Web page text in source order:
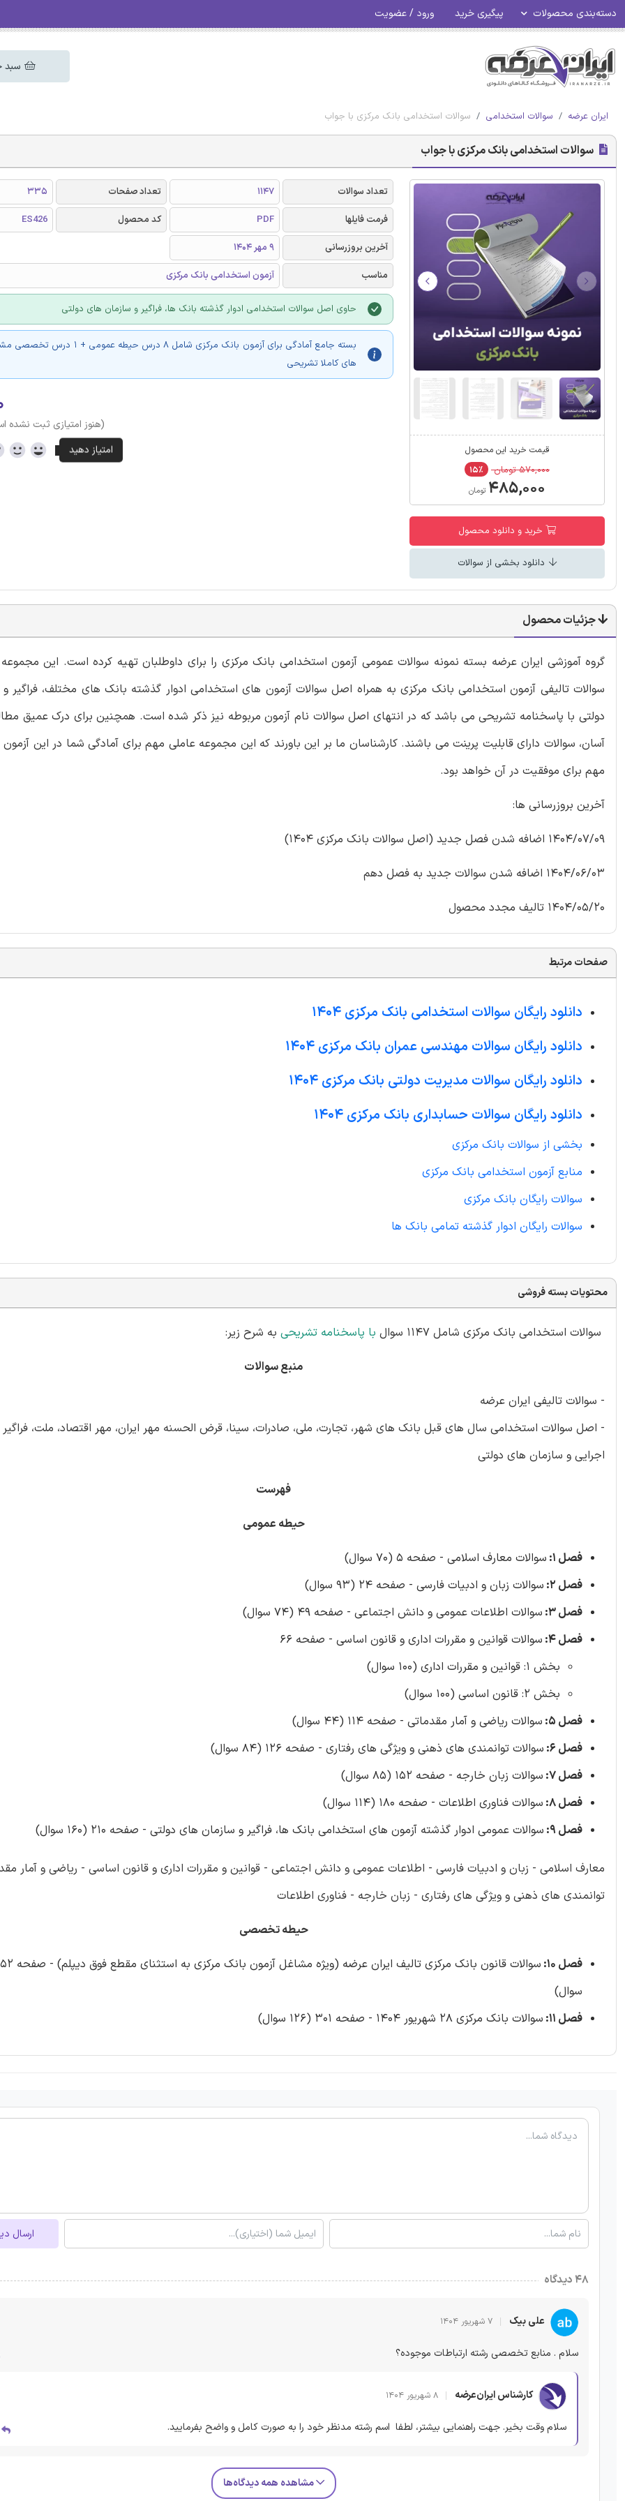
دسته‌بندی محصولات پیگیری خرید ورود / عضویت
سبد
ایران عرضه سوالات استخدامی سوالات استخدامی بانک مرکزی با جواب
سوالات استخدامی بانک مرکزی با جواب
قیمت خرید این محصول
۵۷۰,۰۰۰ تومان ۱۵٪
۴۸۵,۰۰۰ تومان
خرید و دانلود محصول
دانلود بخشی از سوالات
تعداد سوالات 1147 تعداد صفحات
335
فرمت فایلها
PDF کد محصول
ES426
آخرین بروزرسانی
9 مهر 1404
مناسب
آزمون استخدامی بانک مرکزی
حاوی اصل سوالات استخدامی ادوار گذشته بانک ها، فراگیر و سازمان های دولتی
بسته جامع آمادگی برای آزمون بانک مرکزی شامل 8 درس
های کاملا تشریحی
(هنوز امتیازی ثبت نشده
جزئیات محصول
گروه آموزشی ایران عرضه بسته‌ نمونه سوالات عمومی آزمون استخدامی بانک مرکزی را برای داوطلبان تهیه کرده است. این
سوالات تالیفی آزمون استخدامی بانک مرکزی به همراه اصل سوالات آزمون های استخدامی ادوار گذشته بانک های مختلف، فراگیر
دولتی با پاسخنامه تشریحی می باشد که در انتهای اصل سوالات نام آزمون مربوطه نیز ذکر شده است. همچنین برای درک عمیق
آسان، سوالات دارای قابلیت پرینت می باشند. کارشناسان ما بر این باورند که این مجموعه عاملی مهم برای آمادگی شما در این
مهم برای موفقیت در آن خواهد بود.
آخرین بروزرسانی ها:
1404/07/09 اضافه شدن فصل جدید (اصل سوالات بانک مرکزی 1404)
1404/06/03 اضافه شدن سوالات جدید به فصل دهم
1404/05/20 تالیف مجدد محصول
صفحات مرتبط
دانلود رایگان سوالات استخدامی بانک مرکزی 1404
دانلود رایگان سوالات مهندسی عمران بانک مرکزی 1404
دانلود رایگان سوالات مدیریت دولتی بانک مرکزی 1404
دانلود رایگان سوالات حسابداری بانک مرکزی 1404
بخشی از سوالات بانک مرکزی
منابع آزمون استخدامی بانک مرکزی
سوالات رایگان بانک مرکزی
سوالات رایگان ادوار گذشته تمامی بانک ها
محتویات بسته فروشی
سوالات استخدامی بانک مرکزی شامل 1147 سوال با پاسخنامه تشریحی به شرح زیر:
منبع سوالات
- سوالات تالیفی ایران عرضه
- اصل سوالات استخدامی سال های قبل بانک های شهر، تجارت، ملی، صادرات، سینا، قرض الحسنه مهر ایران، مهر اقتصاد، ملت،
اجرایی و سازمان های دولتی
فهرست
حیطه عمومی
فصل 1:
سوالات معارف اسلامی - صفحه 5 (70 سوال)
فصل 2:
سوالات زبان و ادبیات فارسی - صفحه 24 (93 سوال)
فصل 3:
سوالات اطلاعات عمومی و دانش اجتماعی - صفحه 49 (74 سوال)
فصل 4:
سوالات قوانین و مقررات اداری و قانون اساسی - صفحه 66
بخش 1: قوانین و مقررات اداری (100 سوال)
بخش 2: قانون اساسی (100 سوال)
فصل 5:
سوالات ریاضی و آمار مقدماتی - صفحه 114 (44 سوال)
فصل 6:
سوالات توانمندی های ذهنی و ویژگی های رفتاری - صفحه 126 (84 سوال)
فصل 7:
سوالات زبان خارجه - صفحه 152 (85 سوال)
فصل 8:
سوالات فناوری اطلاعات - صفحه 180 (114 سوال)
فصل 9:
سوالات عمومی ادوار گذشته آزمون های استخدامی بانک ها، فراگیر و سازمان های دولتی - صفحه 210 (160 سوال)
معارف اسلامی - زبان و ادبیات فارسی - اطلاعات عمومی و دانش اجتماعی - قوانین و مقررات اداری و قانون اساسی - ریاضی و آمار
توانمندی های ذهنی و ویژگی های رفتاری - زبان خارجه - فناوری اطلاعات
حیطه تخصصی
فصل 10:
سوال)
فصل 11:
سوالات بانک مرکزی 28 شهریور 1404 - صفحه 301 (126 سوال)
ارسال
۴۸ دیدگاه
علی بیک ۷ شهریور ۱۴۰۴
سلام . منابع تخصصی رشته ارتباطات موجوده؟
کارشناس ایران‌عرضه ۸ شهریور ۱۴۰۴
سلام وقت بخیر. جهت راهنمایی بیشتر، لطفا اسم رشته مدنظر خود را به صورت کامل و واضح بفرمایید.
مشاهده همه دیدگاه‌ها